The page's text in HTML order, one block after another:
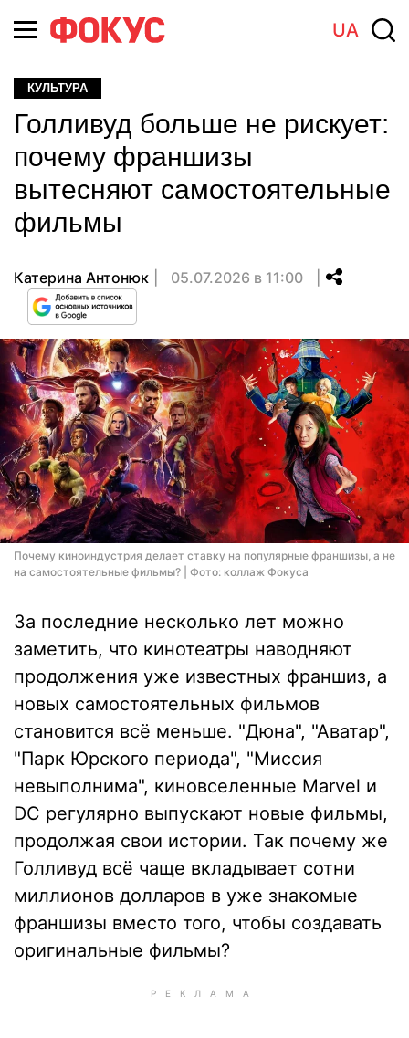
UA
КУЛЬТУРА
Голливуд больше не рискует:
почему франшизы
вытесняют самостоятельные
фильмы
Катерина Антонюк 05.07.2026 в 11:00
Почему киноиндустрия делает ставку на популярные франшизы, а не
на самостоятельные фильмы? | Фото: коллаж Фокуса
За последние несколько лет можно
заметить, что кинотеатры наводняют
продолжения уже известных франшиз, а
новых самостоятельных фильмов
становится всё меньше. "Дюна", "Аватар",
"Парк Юрского периода", "Миссия
невыполнима", киновселенные Marvel и
DC регулярно выпускают новые фильмы,
продолжая свои истории. Так почему же
Голливуд всё чаще вкладывает сотни
миллионов долларов в уже знакомые
франшизы вместо того, чтобы создавать
оригинальные фильмы?